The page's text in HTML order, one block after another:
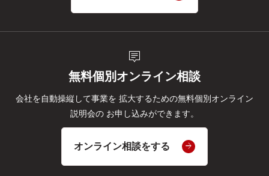
tooltip_2
無料個別オンライン相談
会社を自動操縦して事業を 拡大するための無料個別オンライン
説明会の お申し込みができます。
オンライン相談をする